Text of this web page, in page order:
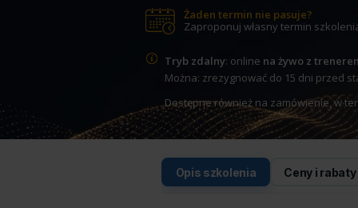
Żaden termin nie pasuje?
Zaproponuj własny termin
Tryb zdalny: online na żywo z
Można: zrezygnować do 15 dni przed
Dostępne również na zamówienie, w
Opis szkolenia Ceny i rabaty